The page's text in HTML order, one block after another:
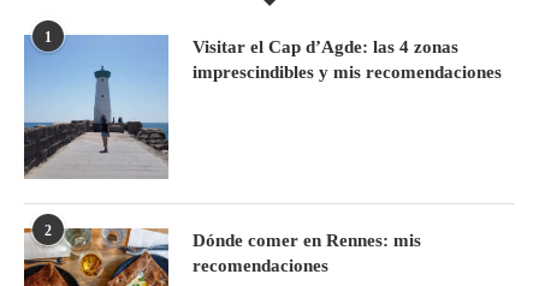
1
Visitar el Cap d’Agde: las 4 zonas
imprescindibles y mis recomendaciones
2
Dónde comer en Rennes: mis
recomendaciones